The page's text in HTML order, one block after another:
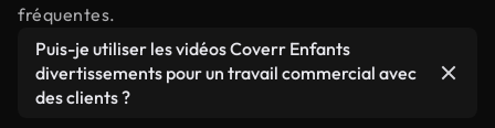
fréquentes.
Puis-je utiliser les vidéos Coverr Enfants
divertissements pour un travail commercial avec
des clients ?